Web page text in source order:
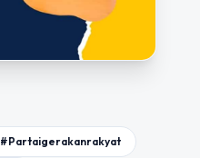
#Partaigerakanrakyat